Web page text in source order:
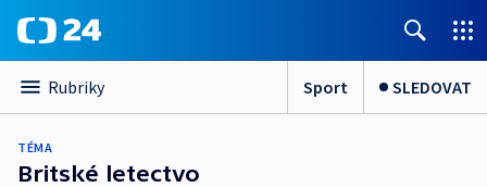
Rubriky Sport SLEDOVAT
TÉMA
Britské letectvo